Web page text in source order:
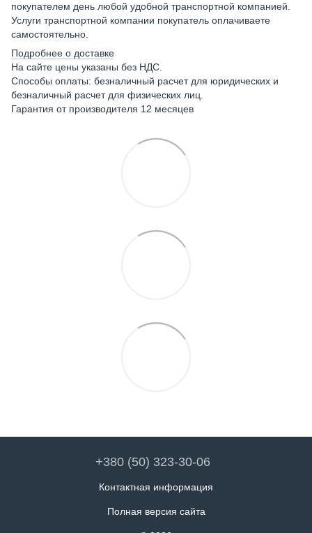
покупателем день любой удобной транспортной компанией.
Услуги транспортной компании покупатель оплачиваете
самостоятельно.
Подробнее о доставке
На сайте цены указаны без НДС.
Способы оплаты: безналичный расчет для юридических и
безналичный расчет для физических лиц.
Гарантия от производителя 12 месяцев
+380 (50) 323-30-06
Контактная информация
Полная версия сайта